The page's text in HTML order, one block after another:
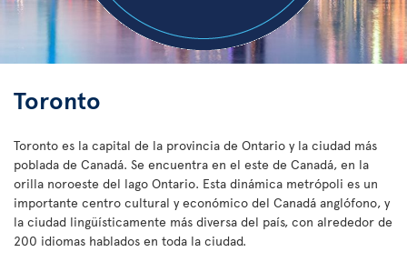
Toronto
Toronto es la capital de la provincia de Ontario y la ciudad más
poblada de Canadá. Se encuentra en el este de Canadá, en la
orilla noroeste del lago Ontario. Esta dinámica metrópoli es un
importante centro cultural y económico del Canadá anglófono, y
la ciudad lingüísticamente más diversa del país, con alrededor de
200 idiomas hablados en toda la ciudad.